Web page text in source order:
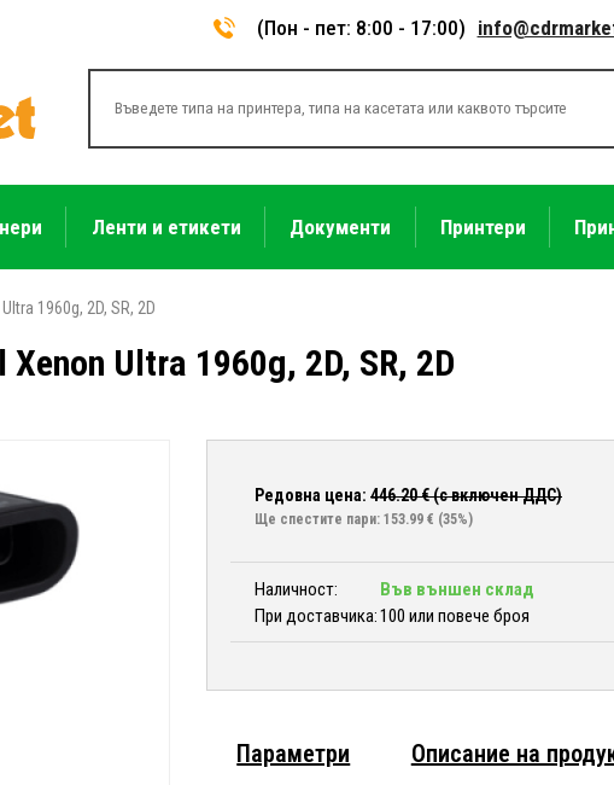
(Пон - пет: 8:00 - 17:00)
Ленти и етикети Документи Принтери
1960g, 2D, SR, 2D
Xenon Ultra 1960g, 2D, SR, 2D
Редовна цена: 446.20€ (с включен ДДС)
Ще спестите пари: 153.99 € (35%)
Наличност:
Във външен склад
При доставчика:100 или повече броя
Параметри Описание на